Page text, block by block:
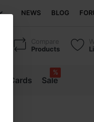
NEWS BLOG
Compare
Products
Cards Sale
%